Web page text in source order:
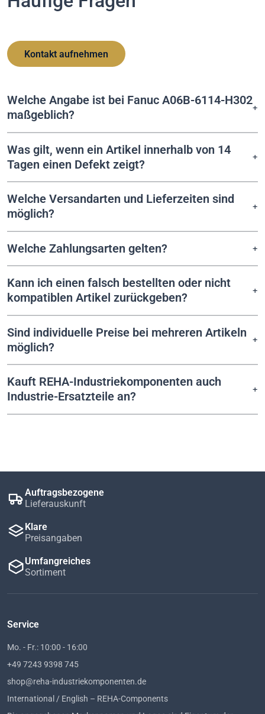
Kontakt aufnehmen
Welche Angabe ist bei Fanuc A06B-6114-H302
maßgeblich?
Was gilt, wenn ein Artikel innerhalb von 14
Tagen einen Defekt zeigt?
Welche Versandarten und Lieferzeiten sind
möglich?
Welche Zahlungsarten gelten?
Kann ich einen falsch bestellten oder nicht
kompatiblen Artikel zurückgeben?
Sind individuelle Preise bei mehreren Artikeln
möglich?
Kauft REHA-Industriekomponenten auch
Industrie-Ersatzteile an?
Auftragsbezogene
Lieferauskunft
Klare
Preisangaben
Umfangreiches
Sortiment
Service
Mo. - Fr.: 10:00 - 16:00
+49 7243 9398 745
shop@reha-industriekomponenten.de
International / English – REHA-Components